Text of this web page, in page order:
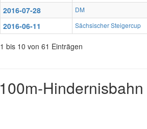
2016-07-28 DM
2016-06-11 Sächsischer Steigercup
1 bis 10 von 61 Einträgen
100m-